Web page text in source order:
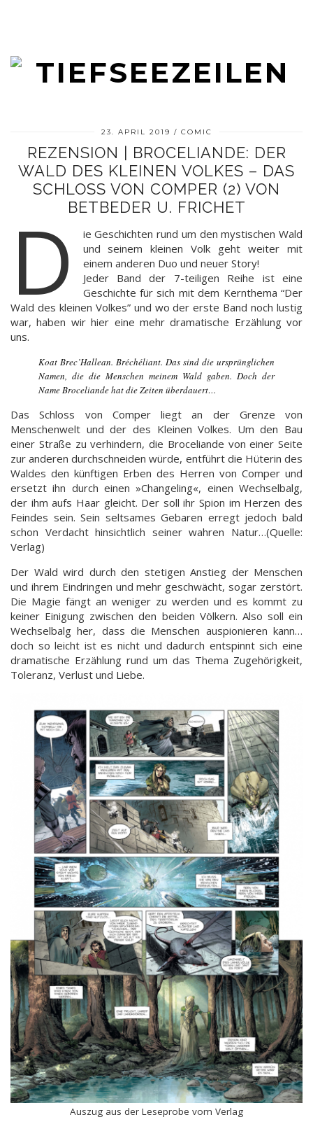
23. APRIL 2019 COMIC
REZENSION | BROCELIANDE: DER
WALD DES KLEINEN VOLKES – DAS
SCHLOSS VON COMPER (2) VON
BETBEDER U. FRICHET
D
ie Geschichten rund um den mystischen Wald
und seinem kleinen Volk geht weiter mit
einem anderen Duo und neuer Story!
Jeder Band der 7-teiligen Reihe ist eine
Geschichte für sich mit dem Kernthema “Der
Wald des kleinen Volkes” und wo der erste Band noch lustig
war, haben wir hier eine mehr dramatische Erzählung vor
uns.
Koat Brec’Hallean. Bréchéliant. Das sind die ursprünglichen
Namen, die die Menschen meinem Wald gaben. Doch der
Name Broceliande hat die Zeiten überdauert…
Das Schloss von Comper liegt an der Grenze von
Menschenwelt und der des Kleinen Volkes. Um den Bau
einer Straße zu verhindern, die Broceliande von einer Seite
zur anderen durchschneiden würde, entführt die Hüterin des
Waldes den künftigen Erben des Herren von Comper und
ersetzt ihn durch einen »Changeling«, einen Wechselbalg,
der ihm aufs Haar gleicht. Der soll ihr Spion im Herzen des
Feindes sein. Sein seltsames Gebaren erregt jedoch bald
schon Verdacht hinsichtlich seiner wahren Natur…(Quelle:
Verlag)
Der Wald wird durch den stetigen Anstieg der Menschen
und ihrem Eindringen und mehr geschwächt, sogar zerstört.
Die Magie fängt an weniger zu werden und es kommt zu
keiner Einigung zwischen den beiden Völkern. Also soll ein
Wechselbalg her, dass die Menschen auspionieren kann…
doch so leicht ist es nicht und dadurch entspinnt sich eine
dramatische Erzählung rund um das Thema Zugehörigkeit,
Toleranz, Verlust und Liebe.
Auszug aus der Leseprobe vom Verlag